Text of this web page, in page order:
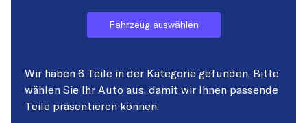
Fahrzeug auswählen
Wir haben 6 Teile in der Kategorie gefunden. Bitte
wählen Sie Ihr Auto aus, damit wir Ihnen passende
Teile präsentieren können.